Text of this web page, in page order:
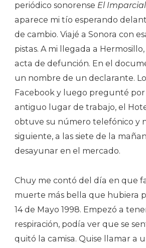
periódico sonorense El Imparcial
aparece mi tío esperando
de cambio. Viajé a Sonora con
pistas. A mi llegada a
acta de defunción. En el
un nombre de un declarante.
Facebook y luego pregunté por
antiguo lugar de trabajo, el
obtuve su número telefónico y
siguiente, a las siete de la
desayunar en el mercado.
Chuy me contó del día en que
muerte más bella que hubiera
14 de Mayo 1998. Empezó a
respiración, podía ver que se
quitó la camisa. Quise llamar a